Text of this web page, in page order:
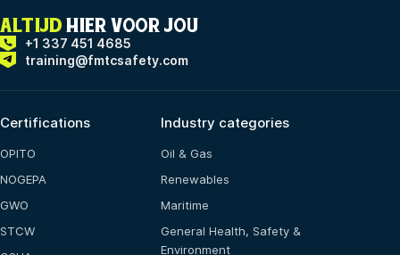
ALTIJD HIER VOOR JOU
+1 337 451 4685
training@fmtcsafety.com
Certifications
OPITO
NOGEPA
GWO
STCW
Industry categories
Oil & Gas
Renewables
Maritime
General Health, Safety &
Environment